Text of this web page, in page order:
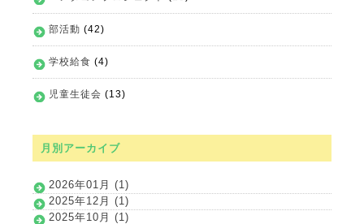
部活動 (42)
学校給食 (4)
児童生徒会 (13)
月別アーカイブ
2026年01月 (1)
2025年12月 (1)
2025年10月 (1)